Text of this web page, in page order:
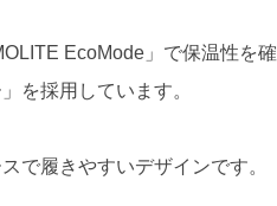
EcoMode」で保温性を確
を採用しています。
で履きやすいデザインです。